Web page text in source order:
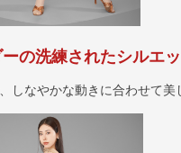
の洗練されたシルエ
しなやかな動きに合わせて美